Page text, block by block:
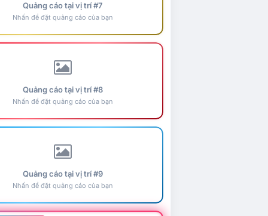
Quảng cáo tại vị trí #7
Nhấn để đặt quảng cáo của bạn
Quảng cáo tại vị trí #8
Nhấn để đặt quảng cáo của bạn
Quảng cáo tại vị trí #9
Nhấn để đặt quảng cáo của bạn